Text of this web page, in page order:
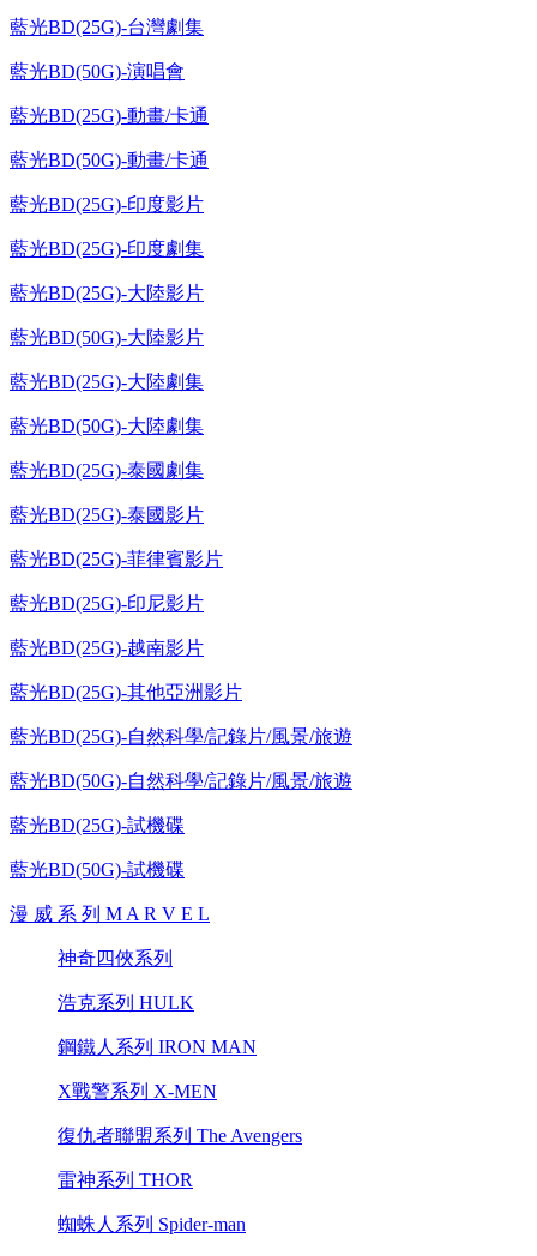
藍光BD(25G)-台灣劇集
藍光BD(50G)-演唱會
藍光BD(25G)-動畫/卡通
藍光BD(50G)-動畫/卡通
藍光BD(25G)-印度影片
藍光BD(25G)-印度劇集
藍光BD(25G)-大陸影片
藍光BD(50G)-大陸影片
藍光BD(25G)-大陸劇集
藍光BD(50G)-大陸劇集
藍光BD(25G)-泰國劇集
藍光BD(25G)-泰國影片
藍光BD(25G)-菲律賓影片
藍光BD(25G)-印尼影片
藍光BD(25G)-越南影片
藍光BD(25G)-其他亞洲影片
藍光BD(25G)-自然科學/記錄片/風景/旅遊
藍光BD(50G)-自然科學/記錄片/風景/旅遊
藍光BD(25G)-試機碟
藍光BD(50G)-試機碟
漫 威 系 列 M A R V E L
神奇四俠系列
浩克系列 HULK
鋼鐵人系列 IRON MAN
X戰警系列 X-MEN
復仇者聯盟系列 The Avengers
雷神系列 THOR
蜘蛛人系列 Spider-man